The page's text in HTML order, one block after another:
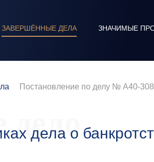
ЗАВЕРШЁННЫЕ ДЕЛА ЗНАЧИМЫЕ
Постановление по делу № А40-
дела о
дело